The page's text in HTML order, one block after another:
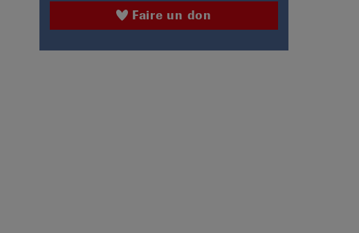
Faire un don